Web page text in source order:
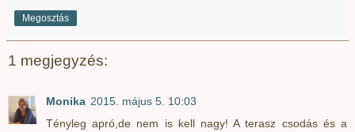
Megosztás
1 megjegyzés:
Monika 2015. május 5. 10:03
Tényleg apró,de nem is kell nagy! A terasz csodás és a